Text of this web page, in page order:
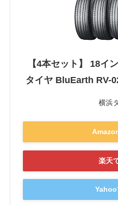
【4本セット】 18イ
タイヤ BluEarth RV-
横浜
楽天
Yahoo